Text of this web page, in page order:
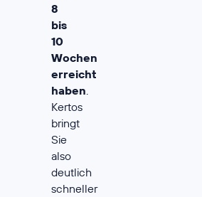
8
bis
10
Wochen
erreicht
haben.
Kertos
bringt
Sie
also
deutlich
schneller